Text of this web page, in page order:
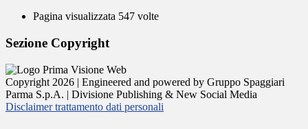
Pagina visualizzata 547 volte
Sezione Copyright
Copyright 2026 | Engineered and powered by Gruppo Spaggiari
Parma S.p.A. | Divisione Publishing & New Social Media
Disclaimer trattamento dati personali